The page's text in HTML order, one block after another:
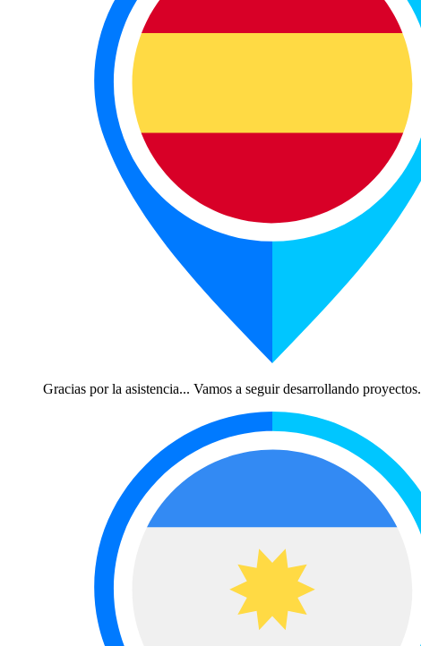
Gracias por la asistencia... Vamos a seguir desarrollando proyectos.